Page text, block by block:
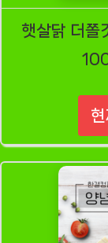
햇살닭 더쫄